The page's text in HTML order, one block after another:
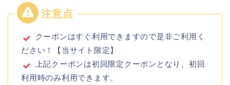
クーポンはすぐ利用できますので是非ご利用く
ださい！【当サイト限定】
上記クーポンは初回限定クーポンとなり、初回
利用時のみ利用できます。